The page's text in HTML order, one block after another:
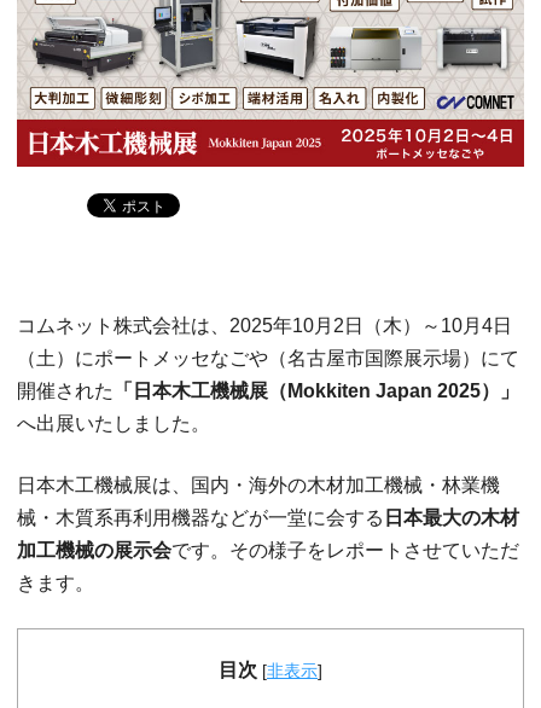
コムネット株式会社は、2025年10月2日（木）～10月4日
（土）にポートメッセなごや（名古屋市国際展示場）にて
開催された
「日本木工機械展（Mokkiten Japan 2025）」
へ出展いたしました。
日本木工機械展は、国内・海外の木材加工機械・林業機
械・木質系再利用機器などが一堂に会する 日本最大の木材
加工機械の展示会です。その様子をレポートさせていただ
きます。
目次 [非表示]